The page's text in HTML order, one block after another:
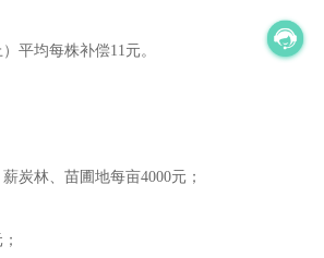
均每株补偿11元。
林、苗圃地每亩4000元；